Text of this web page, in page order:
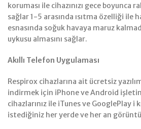
koruması ile cihazınızı gece boyunca
sağlar 1-5 arasında ısıtma özelliği ile
esnasında soğuk havaya maruz
uykusu almasını sağlar.
Akıllı Telefon Uygulaması
Respirox cihazlarına ait ücretsiz
indirmek için iPhone ve Android
cihazlarınız ile iTunes ve GooglePlay
istediğiniz her yerde ve her an